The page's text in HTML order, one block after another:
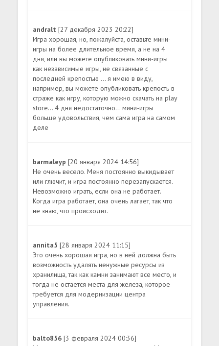
andralt[27 декабря 2023 20:22]
Игра хорошая, но, пожалуйста, оставьте мини-
игры на более длительное время, а не на 4
дня, или вы можете опубликовать мини-игры
как независимые игры, не связанные с
последней крепостью ... я имею в виду,
например, вы можете опубликовать крепость в
страже как игру, которую можно скачать на play
store... 4 дня недостаточно... мини-игры
больше удовольствия, чем сама игра на самом
деле
barmaleyp[20 января 2024 14:56]
Не очень весело. Меня постоянно выкидывает
или глючит, и игра постоянно перезапускается.
Невозможно играть, если она не работает.
Когда игра работает, она очень лагает, так что
не знаю, что происходит.
annita5[28 января 2024 11:15]
Это очень хорошая игра, но в ней должна быть
возможность удалять ненужные ресурсы из
хранилища, так как камни занимают все место, и
тогда не остается места для железа, которое
требуется для модернизации центра
управления.
balto856[3 февраля 2024 00:36]